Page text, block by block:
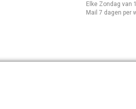
Elke Zondag van
Mail 7 dagen per